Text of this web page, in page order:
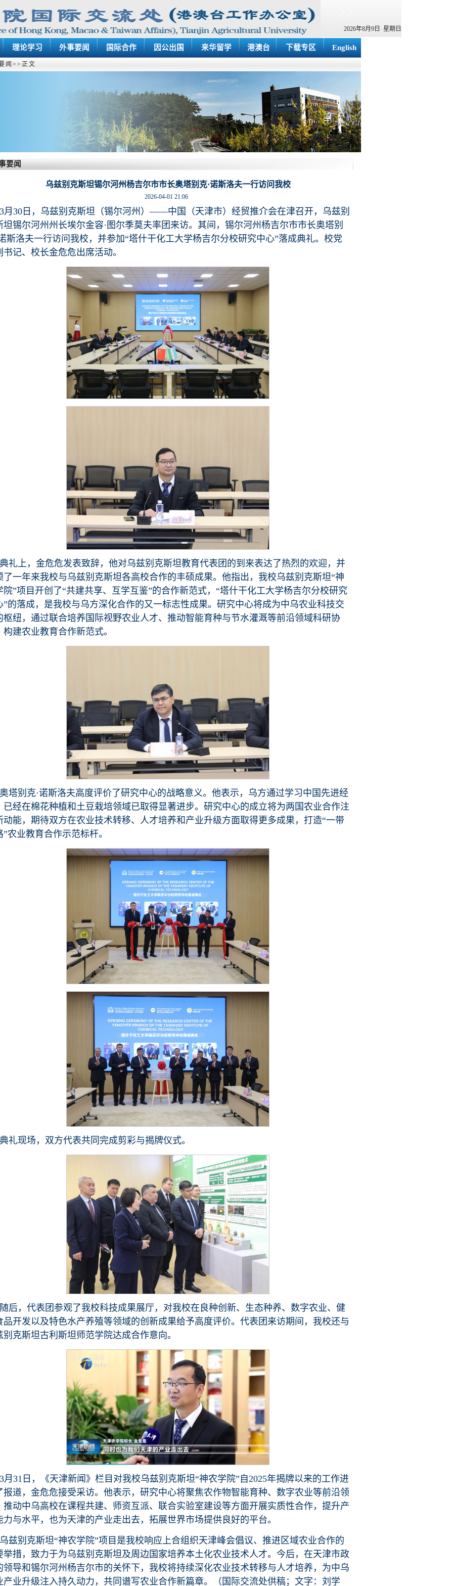
2026年8月9日 星期日
理论学习 外事要闻 国际合作 因公出国 来华留学 港澳台 下载专区 English
闻 >> 正文
要闻
乌兹别克斯坦锡尔河州杨吉尔市市长奥塔别克·诺斯洛夫一行访问我校
2026-04-01 21:06
3月30日，乌兹别克斯坦（锡尔河州）——中国（天津市）经贸推介会在津召开，乌兹别
坦锡尔河州州长埃尔金容·图尔季莫夫率团来访。其间，锡尔河州杨吉尔市市长奥塔别
斯洛夫一行访问我校，并参加“塔什干化工大学杨吉尔分校研究中心”落成典礼。校党
书记、校长金危危出席活动。
典礼上，金危危发表致辞，他对乌兹别克斯坦教育代表团的到来表达了热烈的欢迎，并
了一年来我校与乌兹别克斯坦各高校合作的丰硕成果。他指出，我校乌兹别克斯坦“神
院”项目开创了“共建共享、互学互鉴”的合作新范式，“塔什干化工大学杨吉尔分校研究
”的落成，是我校与乌方深化合作的又一标志性成果。研究中心将成为中乌农业科技交
枢纽，通过联合培养国际视野农业人才、推动智能育种与节水灌溉等前沿领域科研协
构建农业教育合作新范式。
奥塔别克·诺斯洛夫高度评价了研究中心的战略意义。他表示，乌方通过学习中国先进经
已经在棉花种植和土豆栽培领域已取得显著进步。研究中心的成立将为两国农业合作注
动能，期待双方在农业技术转移、人才培养和产业升级方面取得更多成果，打造“一带
”农业教育合作示范标杆。
典礼现场，双方代表共同完成剪彩与揭牌仪式。
随后，代表团参观了我校科技成果展厅，对我校在良种创新‌、‌生态种养‌、‌数字农业‌、‌健
品开发‌以及‌特色水产养殖‌等领域的创新成果给予高度评价。代表团来访期间，我校还与
别克斯坦古利斯坦师范学院达成合作意向。
3月31日，《天津新闻》栏目对我校乌兹别克斯坦“神农学院”自2025年揭牌以来的工作进
报道，金危危接受采访。他表示，研究中心将聚焦农作物智能育种、数字农业等前沿领
推动中乌高校在课程共建、师资互派、联合实验室建设等方面开展实质性合作，提升产
力与水平，也为天津的产业走出去，拓展世界市场提供良好的平台。
乌兹别克斯坦“神农学院”项目是我校响应上合组织天津峰会倡议、推进区域农业合作的
举措，致力于为乌兹别克斯坦及周边国家培养本土化农业技术人才。今后，在天津市政
领导和锡尔河州杨吉尔市的关怀下，我校将持续深化农业技术转移与人才培养，为中乌
产业升级注入持久动力，共同谱写农业合作新篇章。（国际交流处供稿；文字：刘学